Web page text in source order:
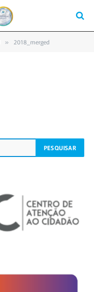
» 2018_merged